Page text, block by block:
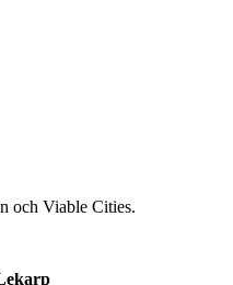
och Viable Cities.